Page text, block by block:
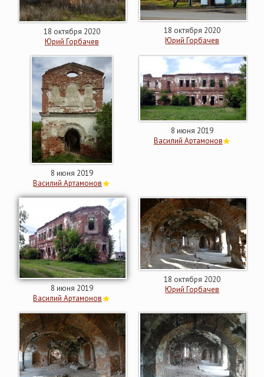
18 октября 2020
Юрий Горбачев
18 октября 2020
Юрий Горбачев
8 июня 2019
Василий Артамонов
8 июня 2019
Василий Артамонов
8 июня 2019
Василий Артамонов
18 октября 2020
Юрий Горбачев